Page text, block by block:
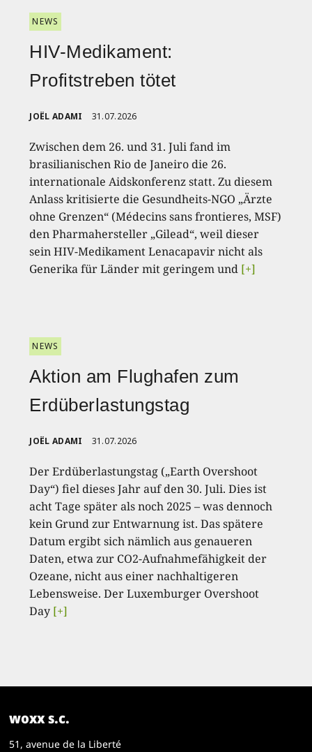
NEWS
HIV-Medikament:
Profitstreben tötet
JOËL ADAMI 31.07.2026
Zwischen dem 26. und 31. Juli fand im
brasilianischen Rio de Janeiro die 26.
internationale Aidskonferenz statt. Zu diesem
Anlass kritisierte die Gesundheits-NGO „Ärzte
ohne Grenzen“ (Médecins sans frontieres, MSF)
den Pharmahersteller „Gilead“, weil dieser
sein HIV-Medikament Lenacapavir nicht als
Generika für Länder mit geringem und [+]
NEWS
Aktion am Flughafen zum
Erdüberlastungstag
JOËL ADAMI 31.07.2026
Der Erdüberlastungstag („Earth Overshoot
Day“) fiel dieses Jahr auf den 30. Juli. Dies ist
acht Tage später als noch 2025 – was dennoch
kein Grund zur Entwarnung ist. Das spätere
Datum ergibt sich nämlich aus genaueren
Daten, etwa zur CO2-Aufnahmefähigkeit der
Ozeane, nicht aus einer nachhaltigeren
Lebensweise. Der Luxemburger Overshoot
Day [+]
woxx s.c.
51, avenue de la Liberté